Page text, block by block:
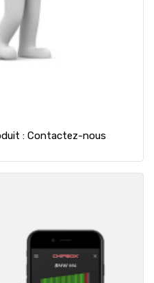
: Contactez-nous